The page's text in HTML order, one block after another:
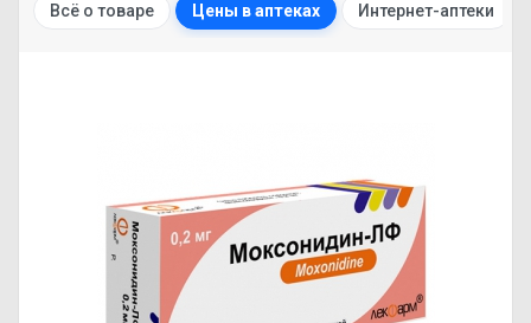
Всё о товаре Цены в аптеках Интернет-аптеки